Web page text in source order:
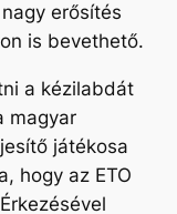
erősítés
is bevethető.
a kézilabdát
magyar
játékosa
hogy az ETO